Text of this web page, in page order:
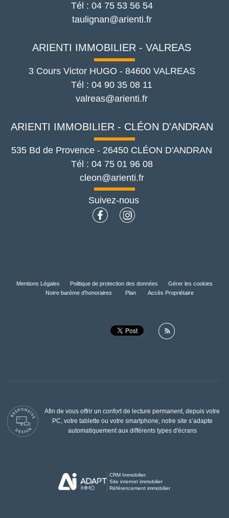
Tél : 04 75 53 56 54
taulignan@arienti.fr
ARIENTI IMMOBILIER - VALREAS
3 Cours Victor HUGO - 84600 VALREAS
Tél :04 90 35 08 11
valreas@arienti.fr
ARIENTI IMMOBILIER - CLÉON D'ANDRAN
535 Bd de Provence - 26450 CLÉON D'ANDRAN
Tél : 04 75 01 96 08
cleon@arienti.fr
Suivez-nous
Mentions Légales Politique de protection des données
Gérer les cookies
Notre barème d'honoraires
Plan Accès Propriétaire
Afin de vous offrir un confort de lecture permanent, depuis votre
PC, votre tablette ou votre smartphone, notre site s’adapte
automatiquement aux différents types d'écrans
CRM Immobilier
Site internet immobilier
Référencement immobilier